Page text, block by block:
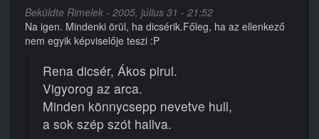
Beküldte Rimelek - 2005, július 31 - 21:52
Na igen. Mindenki örül, ha dicsérik.Főleg, ha az ellenkező
nem egyik képviselője teszi :P
Rena dicsér, Ákos pirul.
Vigyorog az arca.
Minden könnycsepp nevetve hull,
a sok szép szót hallva.